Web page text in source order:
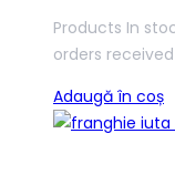
Products In
orders
Adaugă în coș